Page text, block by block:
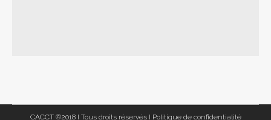
CACCT ©2018 I Tous droits réservés I Politique de confidentialité